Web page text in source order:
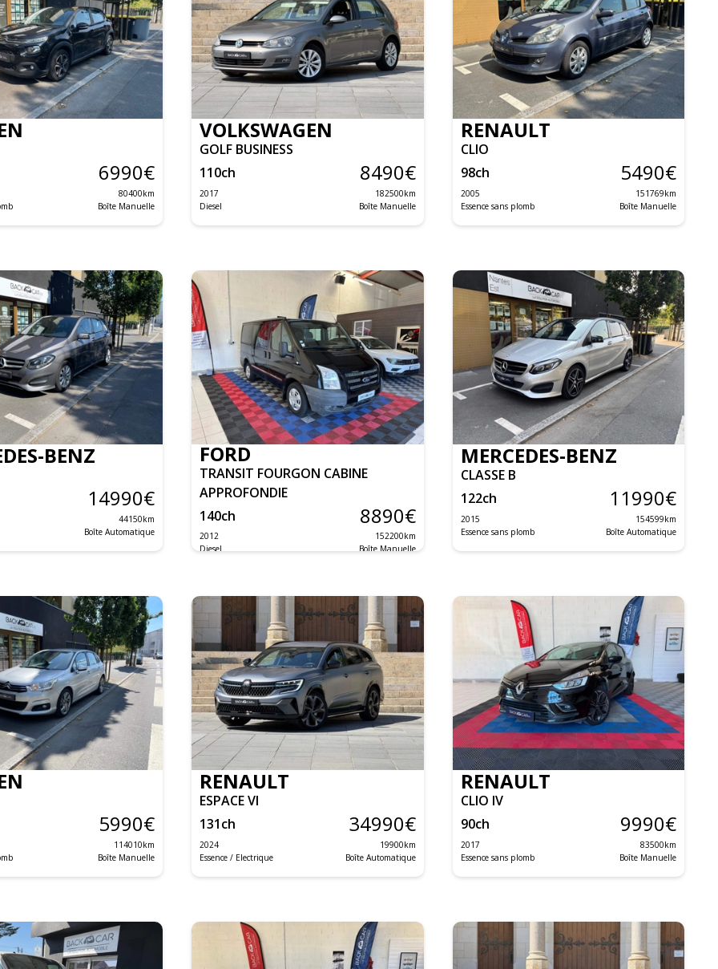
6990€
80400km
Boîte Manuelle
VOLKSWAGEN
GOLF BUSINESS
110ch 8490€
2017 182500km
Diesel
Boîte Manuelle
RENAULT
CLIO
98ch 5490€
2005 151769km
Essence sans plomb
Boîte Manuelle
BENZ
14990€
44150km
Boîte Automatique
FORD
TRANSIT FOURGON CABINE
APPROFONDIE
140ch 8890€
2012 152200km
Diesel
Boîte Manuelle
MERCEDES-BENZ
CLASSE B
122ch 11990€
2015 154599km
Essence sans plomb
Boîte Automatique
5990€
114010km
Boîte Manuelle
RENAULT
ESPACE VI
131ch 34990€
2024 19900km
Essence / Electrique
Boîte Automatique
RENAULT
CLIO IV
90ch 9990€
2017 83500km
Essence sans plomb
Boîte Manuelle